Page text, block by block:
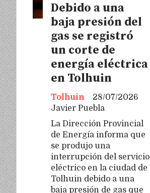
Debido a una
baja presión del
gas se registró
un corte de
energía eléctrica
en Tolhuin
Javier Puebla
Tolhuin 28/07/2026
La Dirección Provincial
de Energía informa que
se produjo una
interrupción del servicio
eléctrico en la ciudad de
Tolhuin debido a una
baja presión de gas que